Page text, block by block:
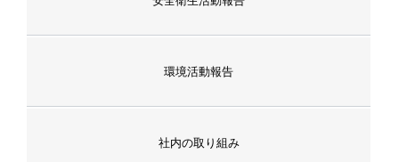
環境活動報告
社内の取り組み